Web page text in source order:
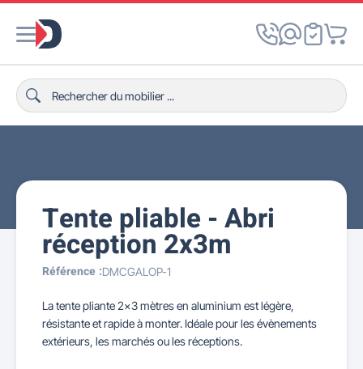
Tente pliable - Abri
réception 2x3m
Référence :DMCGALOP-1
La tente pliante 2x3 mètres en aluminium est légère,
résistante et rapide à monter. Idéale pour les évènements
extérieurs, les marchés ou les réceptions.